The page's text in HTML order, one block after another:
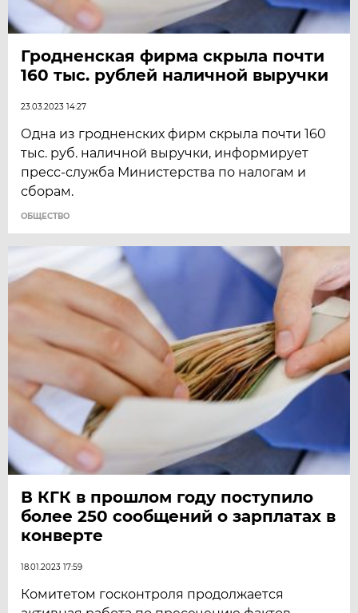
Гродненская фирма скрыла почти
160 тыс. рублей наличной выручки
23.03.2023 14:27
Одна из гродненских фирм скрыла почти 160
тыс. руб. наличной выручки, информирует
пресс-служба Министерства по налогам и
сборам.
ОБЩЕСТВО
В КГК в прошлом году поступило
более 250 сообщений о зарплатах в
конверте
18.01.2023 17:59
Комитетом госконтроля продолжается